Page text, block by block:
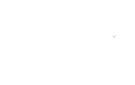
OVER NORTH2